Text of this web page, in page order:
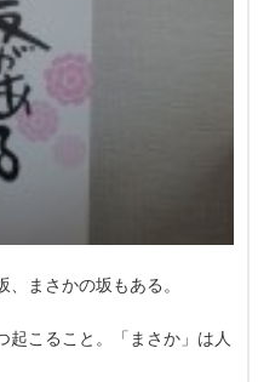
まさかの坂もある。
起こること。「まさか」は人